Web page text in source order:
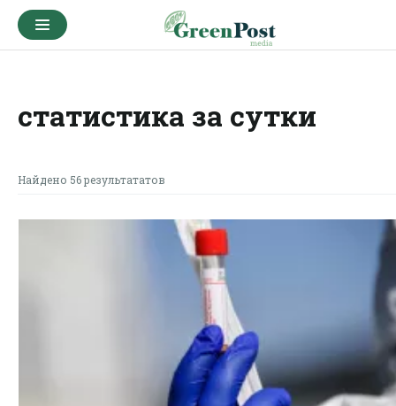
статистика за сутки
Найдено 56 результататов